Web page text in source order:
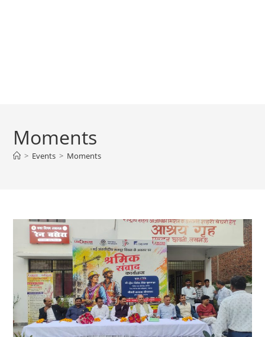
Moments
> Events > Moments